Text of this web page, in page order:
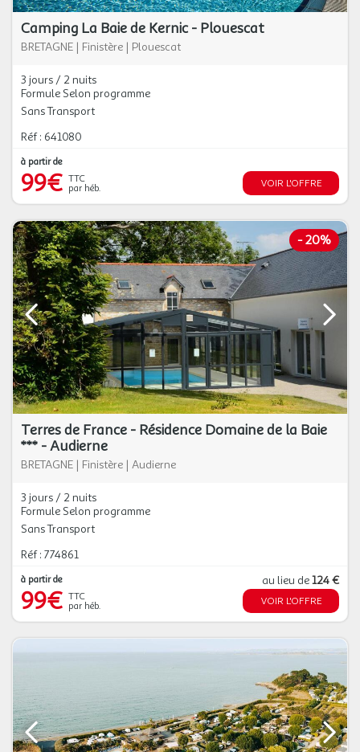
Camping La Baie de Kernic - Plouescat
BRETAGNE | Finistère | Plouescat
3 jours / 2 nuits
Formule Selon programme
Sans Transport
Réf : 641080
à partir de
99€ TTC
par héb.
VOIR L'OFFRE
- 20%
Terres de France - Résidence Domaine de la Baie
*** - Audierne
BRETAGNE | Finistère | Audierne
3 jours / 2 nuits
Formule Selon programme
Sans Transport
Réf : 774861
à partir de
99€ TTC
par héb.
au lieu de124 €
VOIR L'OFFRE